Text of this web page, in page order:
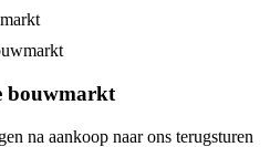
bouwmarkt
na aankoop naar ons terugsturen